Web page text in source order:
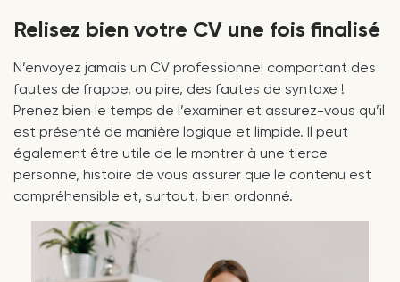
Relisez bien votre CV une fois finalisé
N’envoyez jamais un CV professionnel comportant des
fautes de frappe, ou pire, des fautes de syntaxe !
Prenez bien le temps de l’examiner et assurez-vous qu’il
est présenté de manière logique et limpide. Il peut
également être utile de le montrer à une tierce
personne, histoire de vous assurer que le contenu est
compréhensible et, surtout, bien ordonné.